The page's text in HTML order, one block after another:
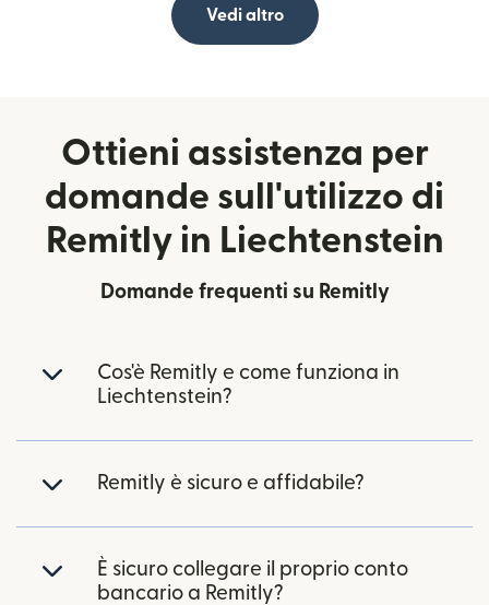
Vedi altro
Ottieni assistenza per
domande sull'utilizzo di
Remitly in Liechtenstein
Domande frequenti su Remitly
Cos'è Remitly e come funziona in
Liechtenstein?
Remitly è sicuro e affidabile?
È sicuro collegare il proprio conto
bancario a Remitly?